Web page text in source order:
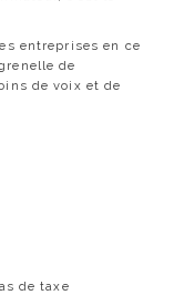
entreprises en ce
de
de voix et de
de taxe